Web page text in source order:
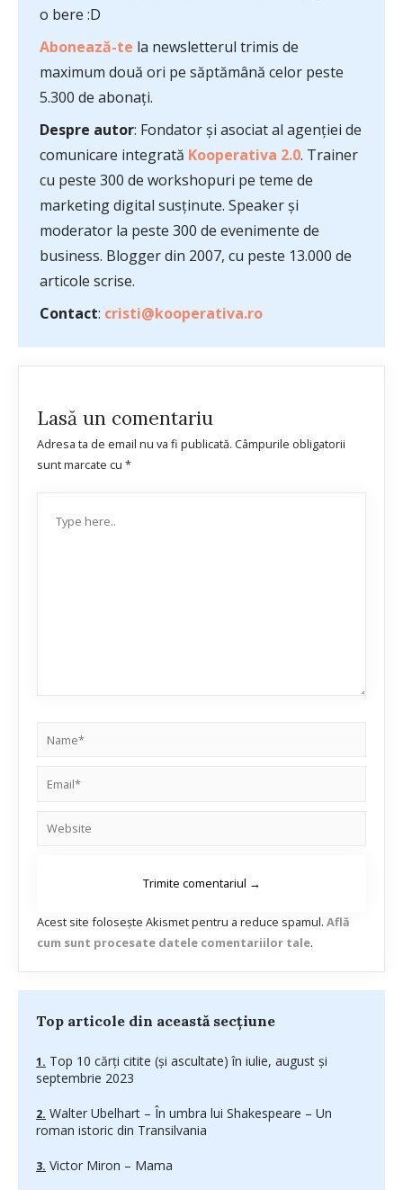
o bere :D
Abonează-te la newsletterul trimis de
maximum două ori pe săptămână celor peste
5.300 de abonați.
Despre autor: Fondator și asociat al agenției de
comunicare integrată Kooperativa 2.0. Trainer
cu peste 300 de workshopuri pe teme de
marketing digital susținute. Speaker și
moderator la peste 300 de evenimente de
business. Blogger din 2007, cu peste 13.000 de
articole scrise.
Contact: cristi@kooperativa.ro
Lasă un comentariu
Adresa ta de email nu va fi publicată. Câmpurile obligatorii
sunt marcate cu *
Acest site folosește Akismet pentru a reduce spamul. Află
cum sunt procesate datele comentariilor tale.
Top articole din această secțiune
Top 10 cărți citite (și ascultate) în iulie, august și
septembrie 2023
Walter Ubelhart – În umbra lui Shakespeare – Un
roman istoric din Transilvania
Victor Miron – Mama